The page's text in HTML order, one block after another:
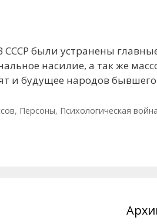
были устранены
насилие, а так же
и будущее народов
, Персоны, Психологическая война